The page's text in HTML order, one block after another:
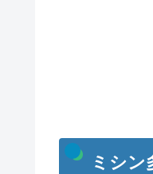
ミシン